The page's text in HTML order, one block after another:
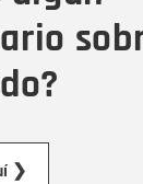
❯